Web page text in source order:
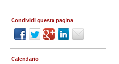
Condividi questa pagina
Calendario